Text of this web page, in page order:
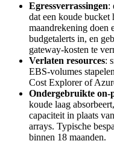
Egressverrassingen:
dat een koude bucket
maandrekening doen
budgetalerts in, en
gateway-kosten te
Verlaten resources:
EBS-volumes
Cost Explorer of
Ondergebruikte on-
koude laag
capaciteit in plaats
arrays. Typische
binnen 18 maanden.